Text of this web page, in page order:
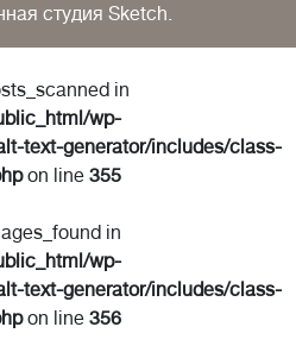
студия Sketch.
in
wp-
text-generator/includes/class-
on line 355
in
wp-
text-generator/includes/class-
on line 356